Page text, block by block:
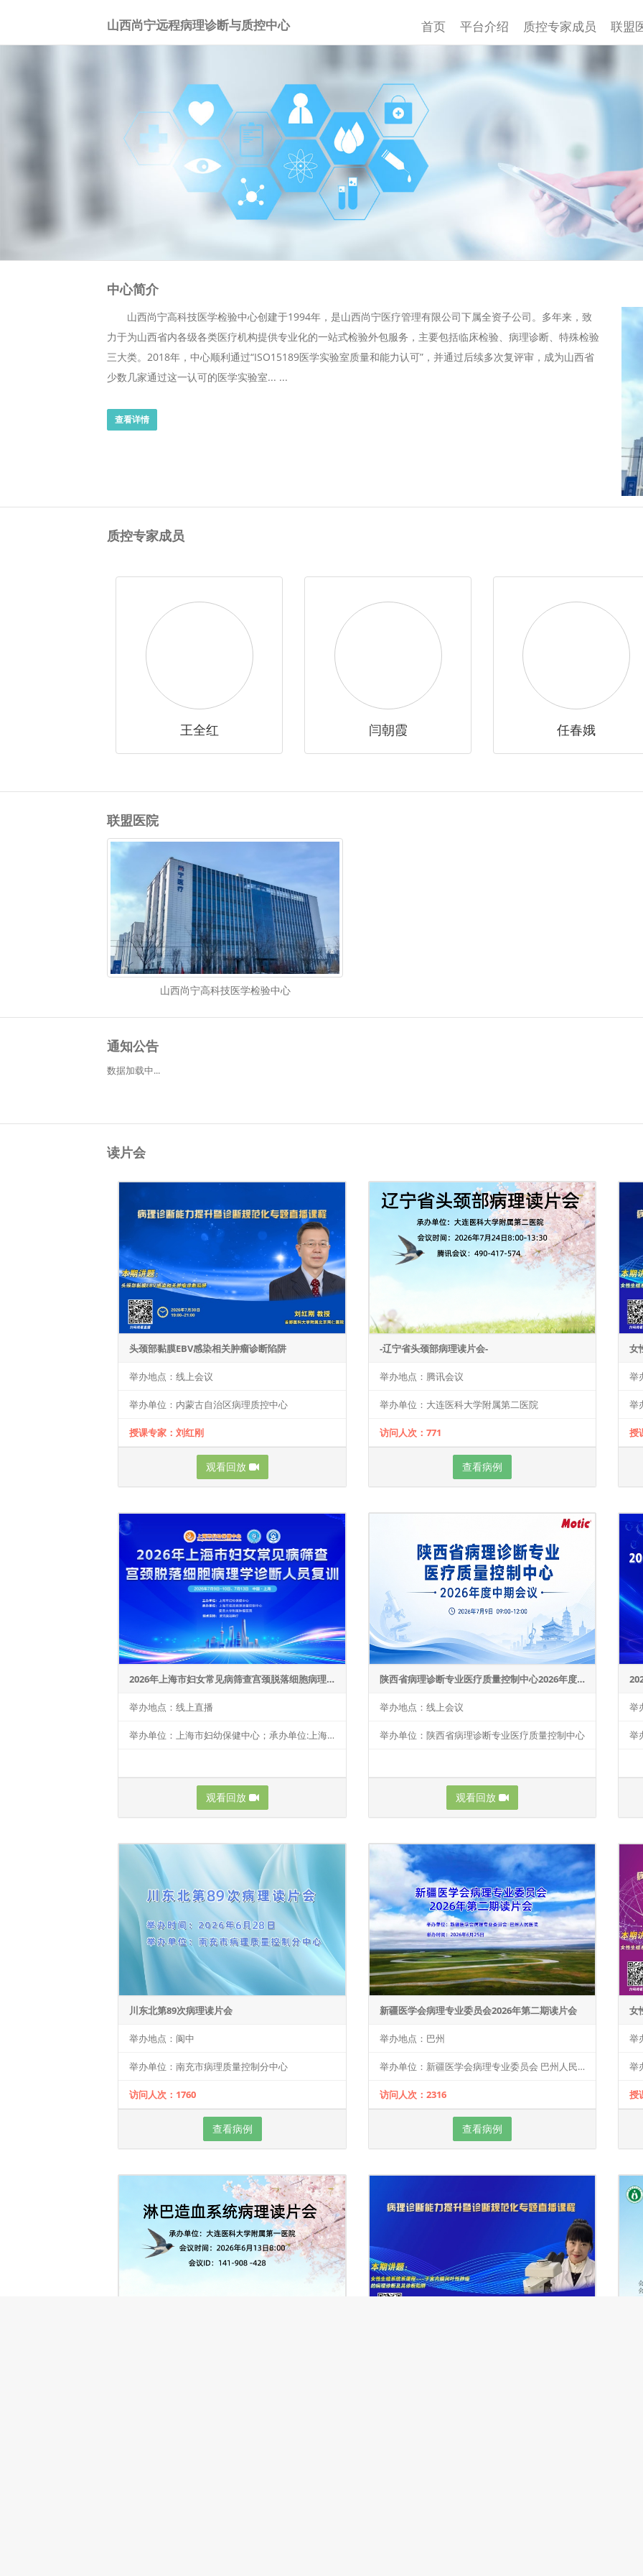
山西尚宁远程病理诊断与质控中心 首页 平台介绍 质控专家成员 联盟
中心简介
山西尚宁高科技医学检验中心创建于1994年，是山西尚宁医疗管理有限公司下属全资子公司。多年来，致
力于为山西省内各级各类医疗机构提供专业化的一站式检验外包服务，主要包括临床检验、病理诊断、特殊检验
三大类。2018年，中心顺利通过“ISO15189医学实验室质量和能力认可”，并通过后续多次复评审，成为山西省
少数几家通过这一认可的医学实验室... ...
查看详情
质控专家成员
王全红 闫朝霞 任春娥
联盟医院
山西尚宁高科技医学检验中心
通知公告
数据加载中...
读片会
头颈部黏膜EBV感染相关肿瘤诊断陷阱
举办地点：线上会议
举办单位：内蒙古自治区病理质控中心
授课专家：刘红刚
观看回放
-辽宁省头颈部病理读片会-
举办地点：腾讯会议
举办单位：大连医科大学附属第二医院
访问人次：771
查看病例
女
举
举
授
2026年上海市妇女常见病筛查宫颈脱落细胞病理学诊断人员复训
举办地点：线上直播
举办单位：上海市妇幼保健中心；承办单位:上海市临床病理质量控制中心、复旦大学附属肿瘤医院
观看回放
陕西省病理诊断专业医疗质量控制中心2026年度中期会议
举办地点：线上会议
举办单位：陕西省病理诊断专业医疗质量控制中心
观看回放
举
川东北第89次病理读片会
举办地点：阆中
举办单位：南充市病理质量控制分中心
访问人次：1760
查看病例
新疆医学会病理专业委员会2026年第二期读片会
举办地点：巴州
举办单位：新疆医学会病理专业委员会 巴州人民医院
访问人次：2316
查看病例
举
举
授